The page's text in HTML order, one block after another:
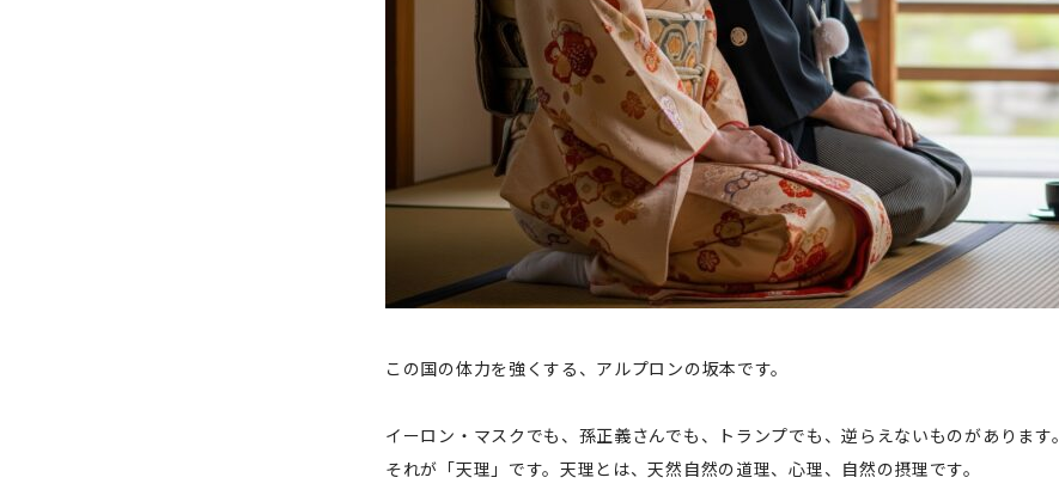
この国の体力を強くする、アルプロンの坂本です。
イーロン・マスクでも、孫正義さんでも、トランプでも、逆らえないものがあります。
それが「天理」です。天理とは、天然自然の道理、心理、自然の摂理です。